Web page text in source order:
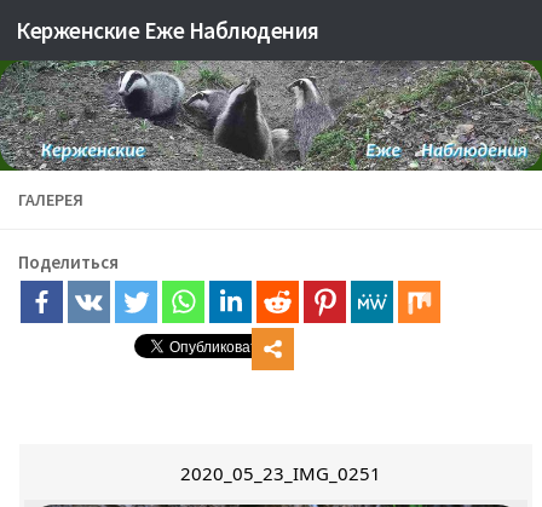
Skip to content
Керженские Еже Наблюдения
ГАЛЕРЕЯ
Поделиться
2020_05_23_IMG_0251